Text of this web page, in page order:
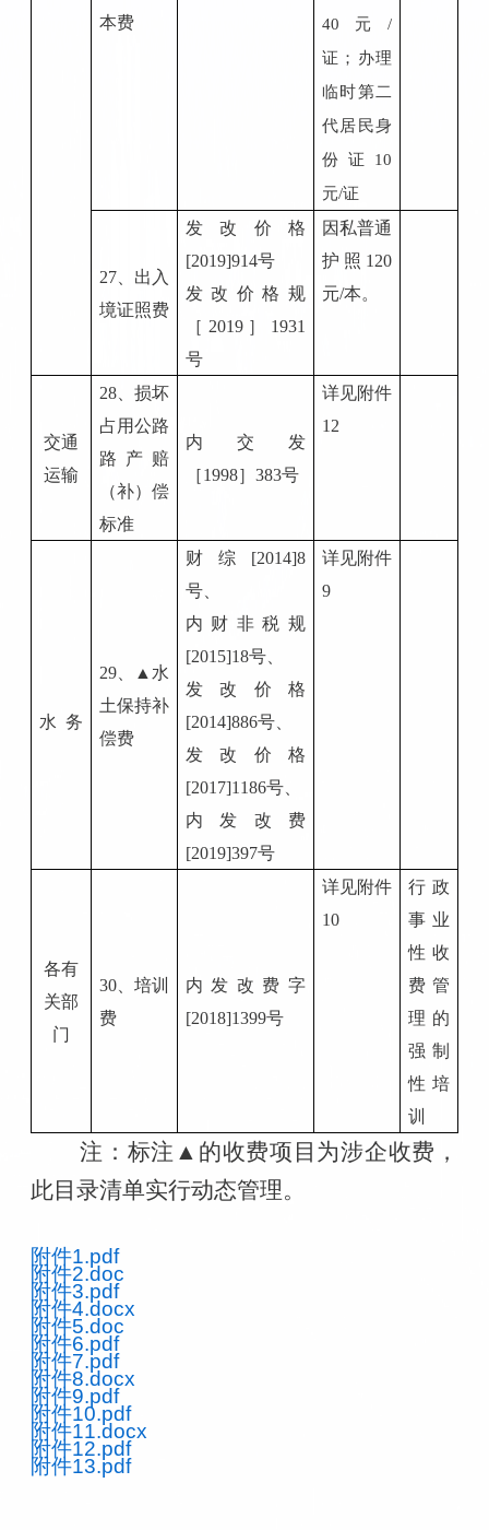
本费
40元/
证；办理
临时第二
代居民身
份证10
元/证
27、 出入
境证照费
发改价格
[2019]914号
发改价格规
［ 2019］1931
号
因私普通
护照 120
元/本。
交通
运输
28、损坏
占用公路
路产赔
（补）偿
标准
内交发
［1998］ 383号
详见附件
12
水 务
29、
▲水
土保持补
偿费
财综 [2014]8
号、
内财非税 规
[2015]18号、
发改价格
[2014]886号、
发改价格
[2017]1186号、
内发改费
[2019]397号
详见附件
9
各有
关部
门
30、培训
费
内发改费字
[2018]1399号
详见附件
10
行政
事业
性收
费管
理的
强制
性培
训
注：标注 ▲的收费项目为涉企收费，
此目录清单实行动态管理。
附件1.pdf
附件2.doc
附件3.pdf
附件4.docx
附件5.doc
附件6.pdf
附件7.pdf
附件8.docx
附件9.pdf
附件10.pdf
附件11.docx
附件12.pdf
附件13.pdf